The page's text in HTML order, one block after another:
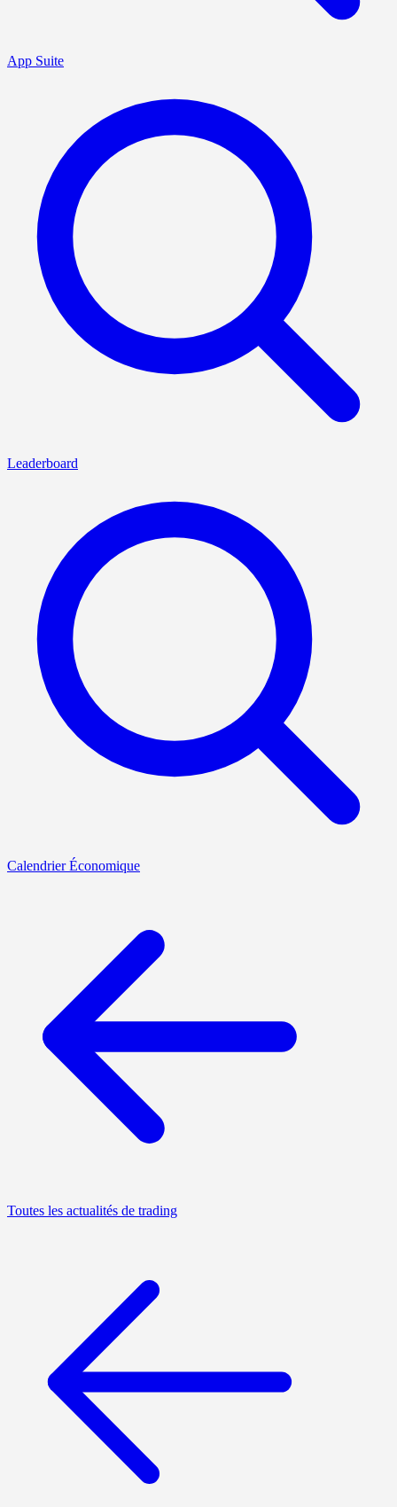
App Suite
Leaderboard
Calendrier Économique
Toutes les actualités de trading